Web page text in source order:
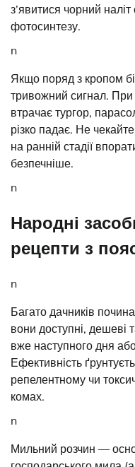
з’явитися чорний
фотосинтезу.
n
Якщо поряд з кропом
тривожний сигнал.
втрачає тургор,
різко падає. Не
на ранній стадії
безпечніше.
n
Народні
рецепти з
n
Багато дачників
вони доступні, дешеві
вже наступного дня
Ефективність
репелентному чи
комах.
n
Мильний розчин —